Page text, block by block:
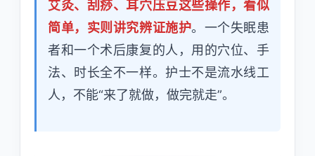
艾灸、刮痧、耳穴压豆这些操作，看似
简单，实则讲究辨证施护。一个失眠患
者和一个术后康复的人，用的穴位、手
法、时长全不一样。护士不是流水线工
人，不能“来了就做，做完就走”。